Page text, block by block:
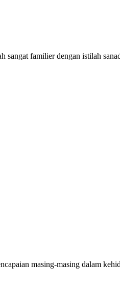
familier dengan istilah
masing-masing dalam